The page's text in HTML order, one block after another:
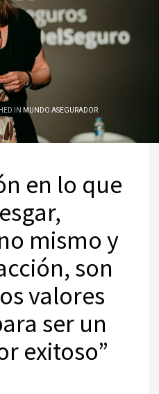
IN MUNDO ASEGURADOR
en lo que
mismo y
son
valores
ser un
exitoso”